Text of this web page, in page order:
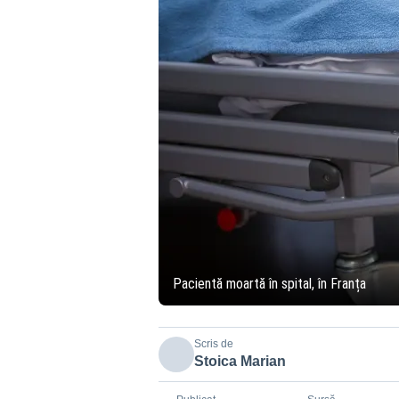
Pacientă moartă în spital, în Franța
Scris de
Stoica Marian